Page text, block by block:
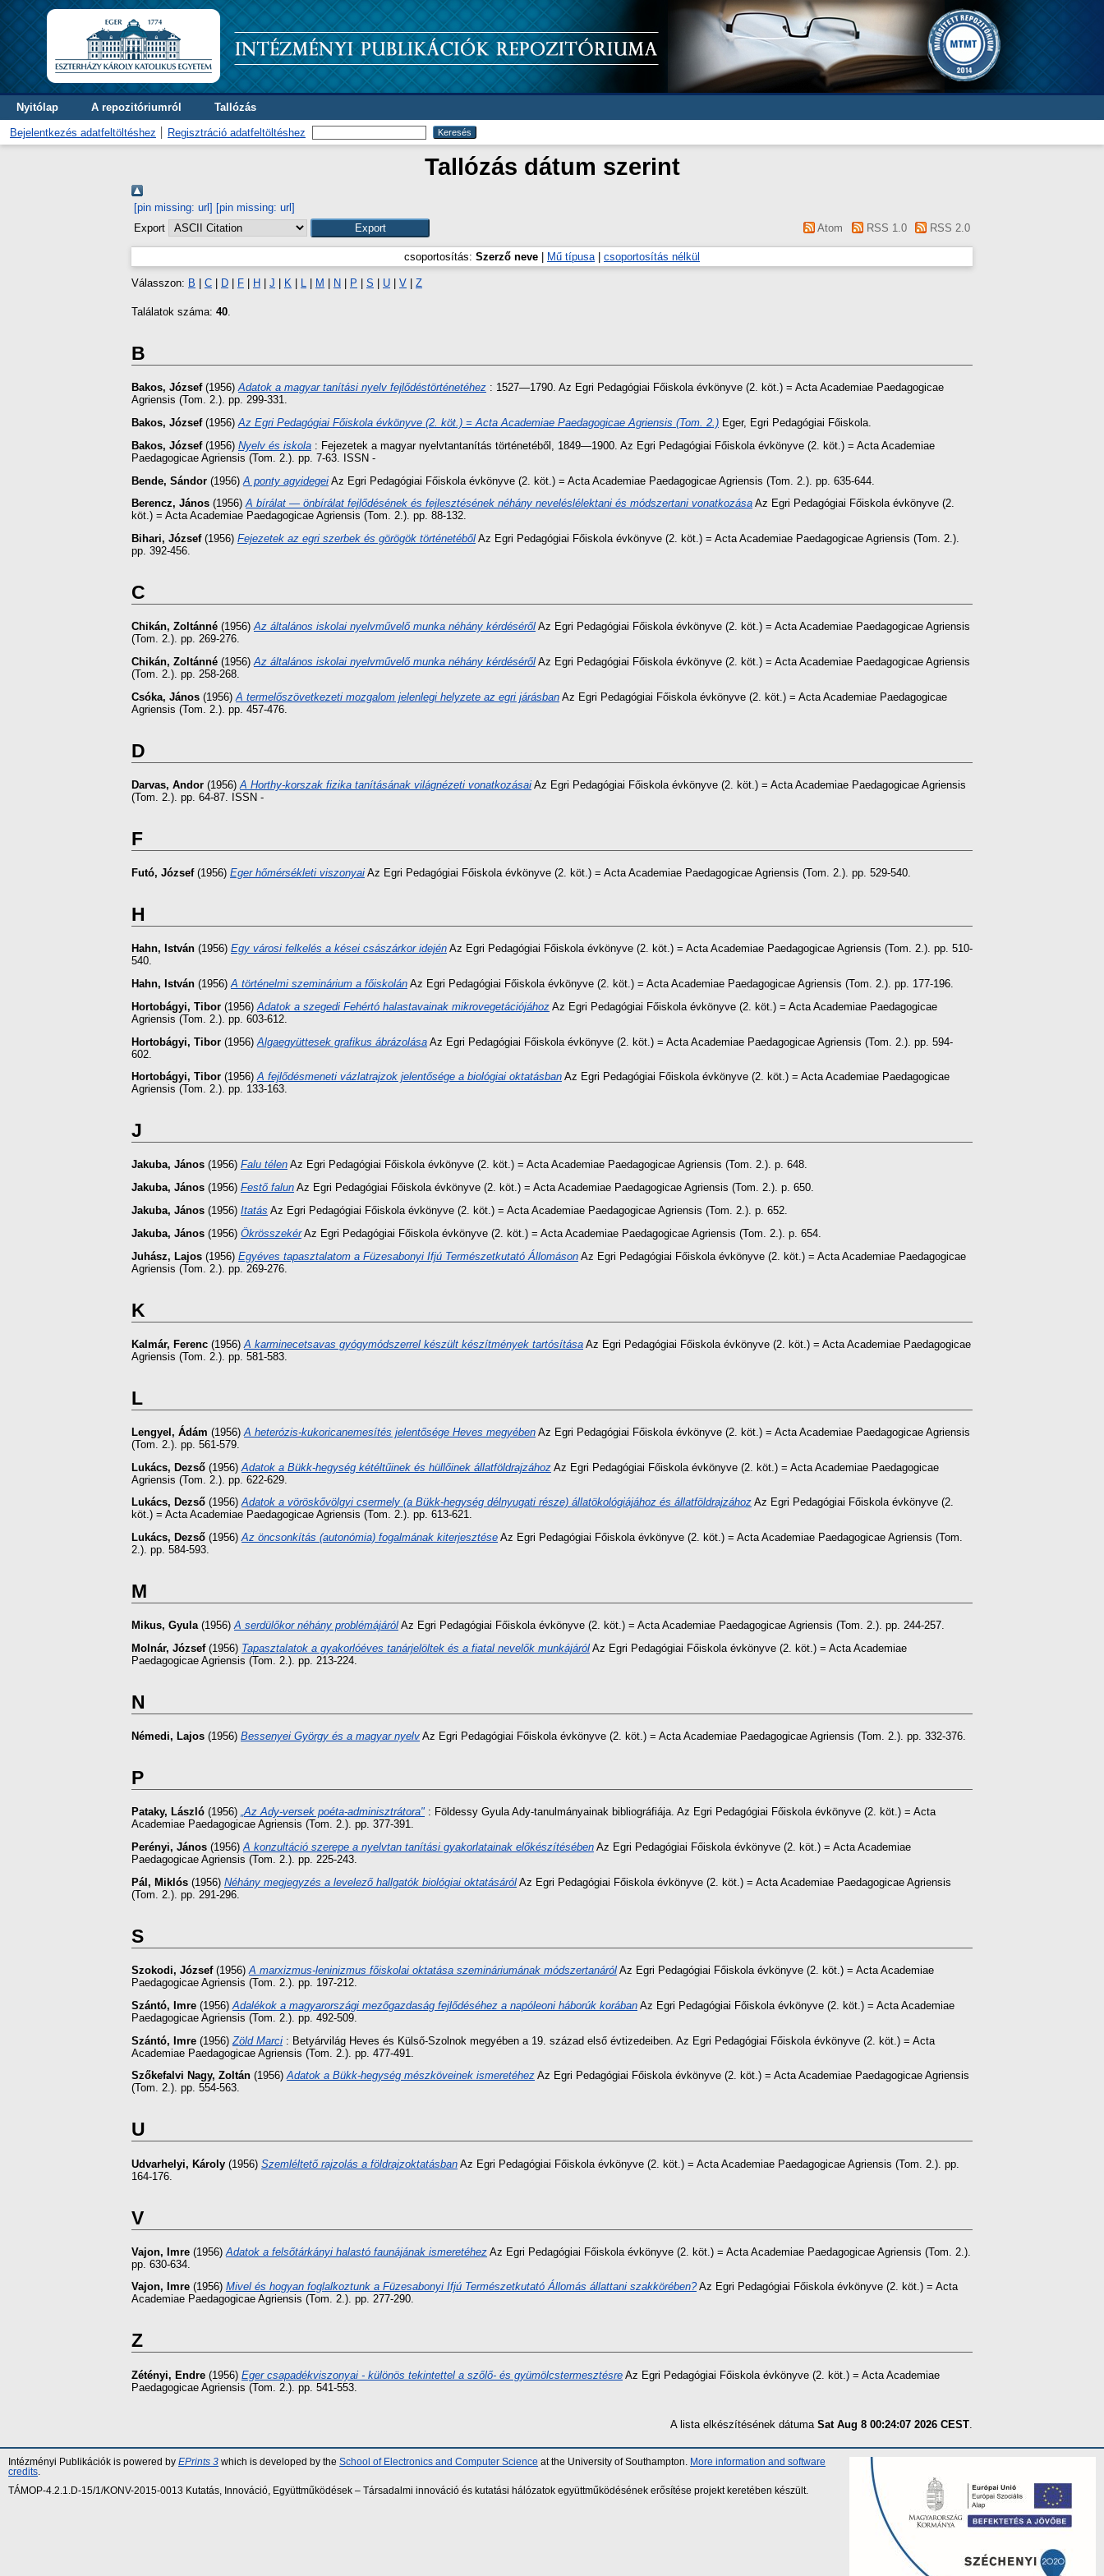
Nyitólap A repozitóriumról Tallózás
Bejelentkezés adatfeltöltéshez Regisztráció adatfeltöltéshez
Tallózás dátum szerint
[pin missing: url] [pin missing: url]
Export
Atom RSS 1.0 RSS 2.0
csoportosítás: Szerző neve Mű típusa| csoportosítás nélkül
Válasszon: B C D F H J K L M N P S U V Z
Találatok száma: 40.
B
Bakos, József(1956)Adatok a magyar tanítási nyelv fejlődéstörténetéhez : 1527—1790. Az Egri Pedagógiai Főiskola évkönyve (2. köt.) = Acta Academiae Paedagogicae
Agriensis (Tom. 2.). pp. 299-331.
Bakos, József(1956) Az Egri Pedagógiai Főiskola évkönyve (2. köt.) = Acta Academiae Paedagogicae Agriensis (Tom. 2.) Eger, Egri Pedagógiai Főiskola.
Bakos, József(1956) Nyelv és iskola : Fejezetek a magyar nyelvtantanítás történetéből, 1849—1900. Az Egri Pedagógiai Főiskola évkönyve (2. köt.) = Acta Academiae
Paedagogicae Agriensis (Tom. 2.). pp. 7-63. ISSN -
Bende, Sándor (1956) A ponty agyidegei Az Egri Pedagógiai Főiskola évkönyve (2. köt.) = Acta Academiae Paedagogicae Agriensis (Tom. 2.). pp. 635-644.
Berencz, János (1956)A bírálat — önbírálat fejlődésének és fejlesztésének néhány neveléslélektani és módszertani vonatkozása Az Egri Pedagógiai Főiskola évkönyve (2.
köt.) = Acta Academiae Paedagogicae Agriensis (Tom. 2.). pp. 88-132.
Bihari, József(1956) Fejezetek az egri szerbek és görögök történetéből Az Egri Pedagógiai Főiskola évkönyve (2. köt.) = Acta Academiae Paedagogicae Agriensis (Tom. 2.).
pp. 392-456.
C
Chikán, Zoltánné (1956)Az általános iskolai nyelvművelő munka néhány kérdéséről Az Egri Pedagógiai Főiskola évkönyve (2. köt.) = Acta Academiae Paedagogicae Agriensis
(Tom. 2.). pp. 269-276.
Chikán, Zoltánné (1956)Az általános iskolai nyelvművelő munka néhány kérdéséről Az Egri Pedagógiai Főiskola évkönyve (2. köt.) = Acta Academiae Paedagogicae Agriensis
(Tom. 2.). pp. 258-268.
Csóka, János (1956) A termelőszövetkezeti mozgalom jelenlegi helyzete az egri járásban Az Egri Pedagógiai Főiskola évkönyve (2. köt.) = Acta Academiae Paedagogicae
Agriensis (Tom. 2.). pp. 457-476.
D
Darvas, Andor (1956) A Horthy-korszak fizika tanításának világnézeti vonatkozásai Az Egri Pedagógiai Főiskola évkönyve (2. köt.) = Acta Academiae Paedagogicae Agriensis
(Tom. 2.). pp. 64-87. ISSN -
F
Futó, József(1956) Eger hőmérsékleti viszonyai Az Egri Pedagógiai Főiskola évkönyve (2. köt.) = Acta Academiae Paedagogicae Agriensis (Tom. 2.). pp. 529-540.
H
Hahn, István (1956) Egy városi felkelés a kései császárkor idején Az Egri Pedagógiai Főiskola évkönyve (2. köt.) = Acta Academiae Paedagogicae Agriensis (Tom. 2.). pp. 510-
540.
Hahn, István (1956) A történelmi szeminárium a főiskolán Az Egri Pedagógiai Főiskola évkönyve (2. köt.) = Acta Academiae Paedagogicae Agriensis (Tom. 2.). pp. 177-196.
Hortobágyi, Tibor (1956) Adatok a szegedi Fehértó halastavainak mikrovegetációjához Az Egri Pedagógiai Főiskola évkönyve (2. köt.) = Acta Academiae Paedagogicae
Agriensis (Tom. 2.). pp. 603-612.
Hortobágyi, Tibor (1956) Algaegyüttesek grafikus ábrázolása Az Egri Pedagógiai Főiskola évkönyve (2. köt.) = Acta Academiae Paedagogicae Agriensis (Tom. 2.). pp. 594-
602.
Hortobágyi, Tibor (1956)A fejlődésmeneti vázlatrajzok jelentősége a biológiai oktatásban Az Egri Pedagógiai Főiskola évkönyve (2. köt.) = Acta Academiae Paedagogicae
Agriensis (Tom. 2.). pp. 133-163.
J
Jakuba, János (1956) Falu télen Az Egri Pedagógiai Főiskola évkönyve (2. köt.) = Acta Academiae Paedagogicae Agriensis (Tom. 2.). p. 648.
Jakuba, János (1956) Festő falun Az Egri Pedagógiai Főiskola évkönyve (2. köt.) = Acta Academiae Paedagogicae Agriensis (Tom. 2.). p. 650.
Jakuba, János (1956) Itatás Az Egri Pedagógiai Főiskola évkönyve (2. köt.) = Acta Academiae Paedagogicae Agriensis (Tom. 2.). p. 652.
Jakuba, János (1956) ÖkrösszekérAz Egri Pedagógiai Főiskola évkönyve (2. köt.) = Acta Academiae Paedagogicae Agriensis (Tom. 2.). p. 654.
Juhász, Lajos (1956) Egyéves tapasztalatom a Füzesabonyi Ifjú Természetkutató Állomáson Az Egri Pedagógiai Főiskola évkönyve (2. köt.) = Acta Academiae Paedagogicae
Agriensis (Tom. 2.). pp. 269-276.
K
Kalmár, Ferenc (1956) A karminecetsavas gyógymódszerrel készült készítmények tartósítása Az Egri Pedagógiai Főiskola évkönyve (2. köt.) = Acta Academiae Paedagogicae
Agriensis (Tom. 2.). pp. 581-583.
L
Lengyel, Ádám (1956) A heterózis-kukoricanemesítés jelentősége Heves megyében Az Egri Pedagógiai Főiskola évkönyve (2. köt.) = Acta Academiae Paedagogicae Agriensis
(Tom. 2.). pp. 561-579.
Lukács, Dezső (1956) Adatok a Bükk-hegység kétéltűinek és hüllőinek állatföldrajzához Az Egri Pedagógiai Főiskola évkönyve (2. köt.) = Acta Academiae Paedagogicae
Agriensis (Tom. 2.). pp. 622-629.
Lukács, Dezső (1956)Adatok a vöröskővölgyi csermely (a Bükk-hegység délnyugati része) állatökológiájához és állatföldrajzához Az Egri Pedagógiai Főiskola évkönyve (2.
köt.) = Acta Academiae Paedagogicae Agriensis (Tom. 2.). pp. 613-621.
Lukács, Dezső (1956)Az öncsonkítás (autonómia) fogalmának kiterjesztése Az Egri Pedagógiai Főiskola évkönyve (2. köt.) = Acta Academiae Paedagogicae Agriensis (Tom.
2.). pp. 584-593.
M
Mikus, Gyula(1956)A serdülőkor néhány problémájáról Az Egri Pedagógiai Főiskola évkönyve (2. köt.) = Acta Academiae Paedagogicae Agriensis (Tom. 2.). pp. 244-257.
Molnár, József(1956) Tapasztalatok a gyakorlóéves tanárjelöltek és a fiatal nevelők munkájáról Az Egri Pedagógiai Főiskola évkönyve (2. köt.) = Acta Academiae
Paedagogicae Agriensis (Tom. 2.). pp. 213-224.
N
Némedi, Lajos (1956) Bessenyei György és a magyar nyelv Az Egri Pedagógiai Főiskola évkönyve (2. köt.) = Acta Academiae Paedagogicae Agriensis (Tom. 2.). pp. 332-376.
P
Pataky, László (1956) „Az Ady-versek poéta-adminisztrátora" : Földessy Gyula Ady-tanulmányainak bibliográfiája. Az Egri Pedagógiai Főiskola évkönyve (2. köt.) = Acta
Academiae Paedagogicae Agriensis (Tom. 2.). pp. 377-391.
Perényi, János (1956)A konzultáció szerepe a nyelvtan tanítási gyakorlatainak előkészítésében Az Egri Pedagógiai Főiskola évkönyve (2. köt.) = Acta Academiae
Paedagogicae Agriensis (Tom. 2.). pp. 225-243.
Pál, Miklós (1956) Néhány megjegyzés a levelező hallgatók biológiai oktatásáról Az Egri Pedagógiai Főiskola évkönyve (2. köt.) = Acta Academiae Paedagogicae Agriensis
(Tom. 2.). pp. 291-296.
S
Szokodi, József(1956)A marxizmus-leninizmus főiskolai oktatása szemináriumának módszertanáról Az Egri Pedagógiai Főiskola évkönyve (2. köt.) = Acta Academiae
Paedagogicae Agriensis (Tom. 2.). pp. 197-212.
Szántó, Imre (1956) Adalékok a magyarországi mezőgazdaság fejlődéséhez a napóleoni háborúk korában Az Egri Pedagógiai Főiskola évkönyve (2. köt.) = Acta Academiae
Paedagogicae Agriensis (Tom. 2.). pp. 492-509.
Szántó, Imre (1956) Zöld Marci : Betyárvilág Heves és Külső-Szolnok megyében a 19. század első évtizedeiben. Az Egri Pedagógiai Főiskola évkönyve (2. köt.) = Acta
Academiae Paedagogicae Agriensis (Tom. 2.). pp. 477-491.
Szőkefalvi Nagy, Zoltán (1956)Adatok a Bükk-hegység mészköveinek ismeretéhez Az Egri Pedagógiai Főiskola évkönyve (2. köt.) = Acta Academiae Paedagogicae Agriensis
(Tom. 2.). pp. 554-563.
U
Udvarhelyi, Károly (1956) Szemléltető rajzolás a földrajzoktatásban Az Egri Pedagógiai Főiskola évkönyve (2. köt.) = Acta Academiae Paedagogicae Agriensis (Tom. 2.). pp.
164-176.
V
Vajon, Imre (1956) Adatok a felsőtárkányi halastó faunájának ismeretéhez Az Egri Pedagógiai Főiskola évkönyve (2. köt.) = Acta Academiae Paedagogicae Agriensis (Tom. 2.).
pp. 630-634.
Vajon, Imre (1956) Mivel és hogyan foglalkoztunk a Füzesabonyi Ifjú Természetkutató Állomás állattani szakkörében?Az Egri Pedagógiai Főiskola évkönyve (2. köt.) = Acta
Academiae Paedagogicae Agriensis (Tom. 2.). pp. 277-290.
Z
Zétényi, Endre (1956) Eger csapadékviszonyai - különös tekintettel a szőlő- és gyümölcstermesztésre Az Egri Pedagógiai Főiskola évkönyve (2. köt.) = Acta Academiae
Paedagogicae Agriensis (Tom. 2.). pp. 541-553.
A lista elkészítésének dátuma Sat Aug 8 00:24:07 2026 CEST
Intézményi Publikációk is powered by EPrints 3 which is developed by the School of Electronics and Computer Science at the University of Southampton.
More information and software
credits
TÁMOP-4.2.1.D-15/1/KONV-2015-0013 Kutatás, Innováció, Együttműködések – Társadalmi innováció és kutatási hálózatok együttműködésének erősítése projekt keretében készült.